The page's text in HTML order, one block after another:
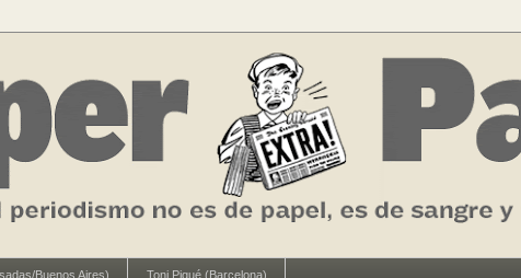
Buenos Aires) Toni Piqué (Barcelona)